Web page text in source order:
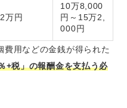
2万円
10万8,000
円～15万2,
000円
費用などの金銭が得られた
+税」の報酬金を支払う必